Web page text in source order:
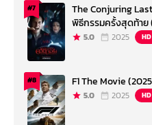
#7
The Conjuring
พิธีกรรมครั้งสุดท้าย
5.0 2025 HD
#8 F1 The Movie
5.0 2025 HD